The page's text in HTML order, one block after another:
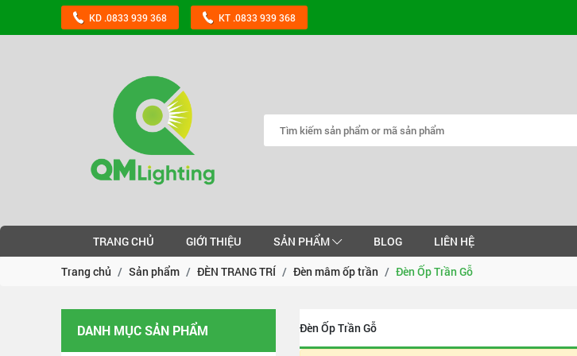
KD .0833 939 368 KT .0833 939 368
TRANG CHỦ GIỚI THIỆU SẢN PHẨM BLOG
LIÊN HỆ
Trang chủ
Sản phẩm ĐÈN TRANG TRÍ Đèn mâm ốp trần Đèn Ốp Trần Gỗ
DANH MỤC SẢN PHẨM Đèn Ốp Trần Gỗ